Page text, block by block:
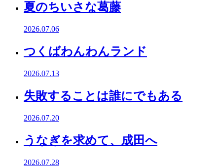
夏のちいさな葛藤
2026.07.06
つくばわんわんランド
2026.07.13
失敗することは誰にでもある
2026.07.20
うなぎを求めて、成田へ
2026.07.28